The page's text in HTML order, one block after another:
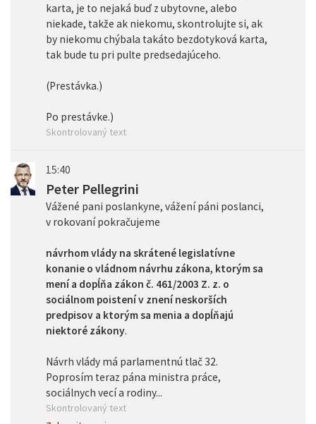
karta, je to nejaká buď z ubytovne, alebo
niekade, takže ak niekomu, skontrolujte si, ak
by niekomu chýbala takáto bezdotyková karta,
tak bude tu pri pulte predsedajúceho.
(Prestávka.)
Po prestávke.)
Skontrolovaný text
15:40
Peter Pellegrini
Vážené pani poslankyne, vážení páni poslanci,
v rokovaní pokračujeme
návrhom vlády na skrátené legislatívne
konanie o vládnom návrhu zákona, ktorým sa
mení a dopĺňa zákon č. 461/2003 Z. z. o
sociálnom poistení v znení neskorších
predpisov a ktorým sa menia a dopĺňajú
niektoré zákony.
Návrh vlády má parlamentnú tlač 32.
Poprosím teraz pána ministra práce,
sociálnych vecí a rodiny...
Skontrolovaný text